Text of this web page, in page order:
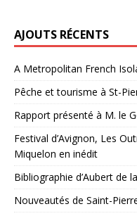
AJOUTS RÉCENTS
A Metropolitan French
Pêche et tourisme à St-
Rapport présenté à M. le
Festival d’Avignon, Les
Miquelon en inédit
Bibliographie d’Aubert de
Nouveautés de Saint-